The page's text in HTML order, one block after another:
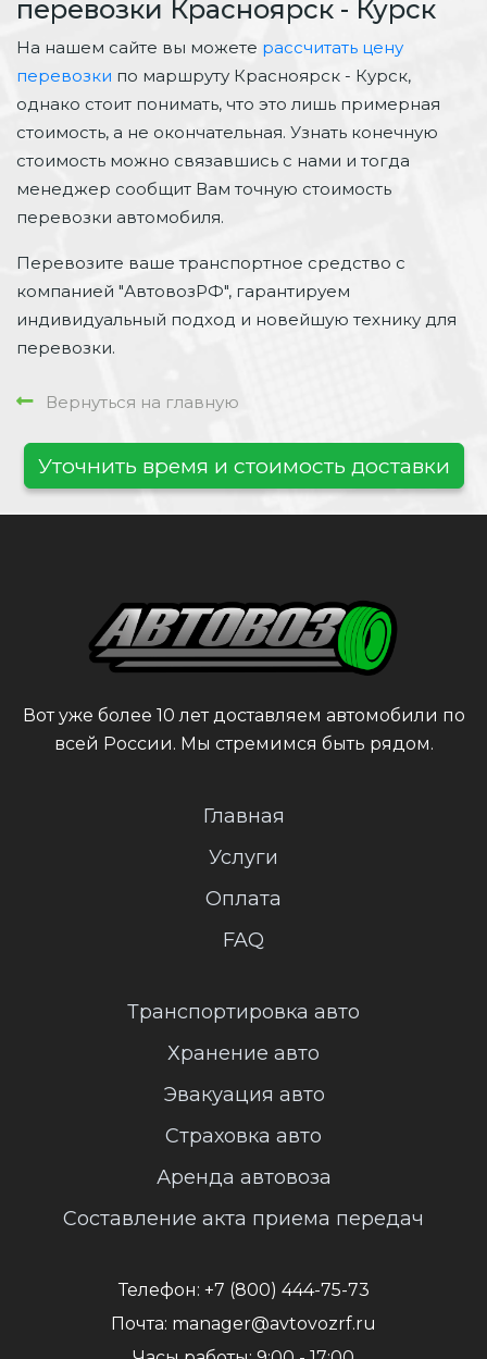
перевозки Красноярск - Курск
На нашем сайте вы можете рассчитать цену
перевозки по маршруту Красноярск - Курск,
однако стоит понимать, что это лишь примерная
стоимость, а не окончательная. Узнать конечную
стоимость можно связавшись с нами и тогда
менеджер сообщит Вам точную стоимость
перевозки автомобиля.
Перевозите ваше транспортное средство с
компанией "АвтовозРФ", гарантируем
индивидуальный подход и новейшую технику для
перевозки.
Вернуться на главную
Уточнить время и стоимость доставки
Вот уже более 10 лет доставляем автомобили по
всей России. Мы стремимся быть рядом.
Главная
Услуги
Оплата
FAQ
Транспортировка авто
Хранение авто
Эвакуация авто
Страховка авто
Аренда автовоза
Составление акта приема передач
Телефон: +7 (800) 444-75-73
Почта: manager@avtovozrf.ru